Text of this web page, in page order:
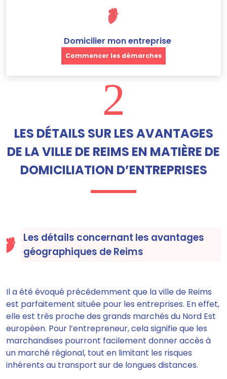
Domicilier mon entreprise
Commencer les démarches
2
LES DÉTAILS SUR LES AVANTAGES
DE LA VILLE DE REIMS EN MATIÈRE DE
DOMICILIATION D’ENTREPRISES
Les détails concernant les avantages
géographiques de Reims
Il a été évoqué précédemment que la ville de Reims
est parfaitement située pour les entreprises. En effet,
elle est très proche des grands marchés du Nord Est
européen. Pour l’entrepreneur, cela signifie que les
marchandises pourront facilement donner accès à
un marché régional, tout en limitant les risques
inhérents au transport sur de longues distances.